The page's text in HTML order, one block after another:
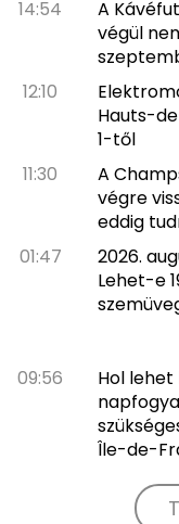
14:54
A
végül
12:10
Hauts-
1-től
11:30
A
végre
eddig
01:47
2026.
Lehet-e
09:56
Hol lehet
Île-de-